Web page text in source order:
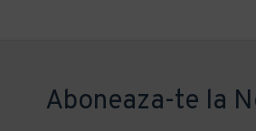
Aboneaza-te la